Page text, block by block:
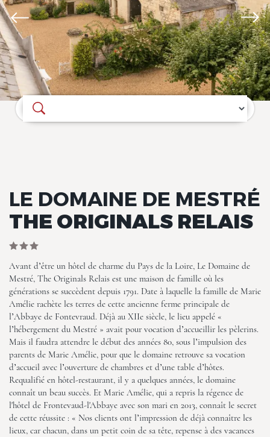
Où souhaitez-vous séjourner ?
LE DOMAINE DE MESTRÉ
THE ORIGINALS RELAIS
Avant d’être un hôtel de charme du Pays de la Loire, Le Domaine de
Mestré, The Originals Relais est une maison de famille où les
générations se succèdent depuis 1791. Date à laquelle la famille de Marie
Amélie rachète les terres de cette ancienne ferme principale de
l’Abbaye de Fontevraud. Déjà au XIIe siècle, le lieu appelé «
l’hébergement du Mestré » avait pour vocation d’accueillir les pèlerins.
Mais il faudra attendre le début des années 80, sous l’impulsion des
parents de Marie Amélie, pour que le domaine retrouve sa vocation
d’accueil avec l’ouverture de chambres et d’une table d’hôtes.
Requalifié en hôtel-restaurant, il y a quelques années, le domaine
connaît un beau succès. Et Marie Amélie, qui a repris la régence de
l'hôtel de Frontevaud-l'Abbaye avec son mari en 2013, connaît le secret
de cette réussite : « Nos clients ont l’impression de déjà connaître les
lieux, car chacun, dans un petit coin de sa tête, repense à des vacances
Le Domaine de Mestré, The
Originals Relais
Originals Relais
Le Domaine de Mestré, The
Originals Relais